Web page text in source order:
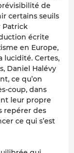
de
certains seuils
Patrick
écrite
en Europe,
lucidité. Certes,
Daniel Halévy
ce qu’on
coup, dans
leur propre
repérer des
ce qui s’est